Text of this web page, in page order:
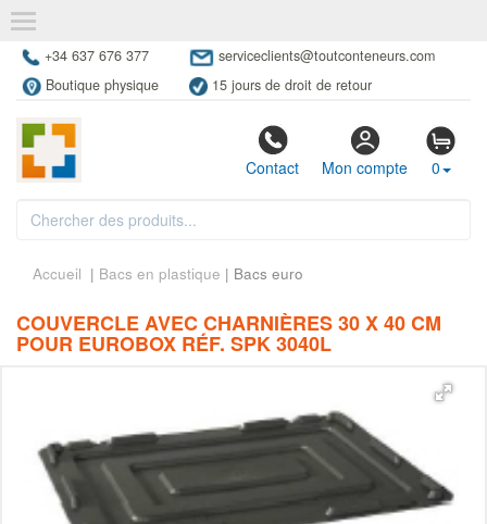
+34 637 676 377
serviceclients@toutconteneurs.com
Boutique physique
15 jours de droit de retour
Contact Mon compte 0
Accueil | Bacs en plastique | Bacs euro
COUVERCLE AVEC CHARNIÈRES 30 X 40 CM
POUR EUROBOX RÉF. SPK 3040L